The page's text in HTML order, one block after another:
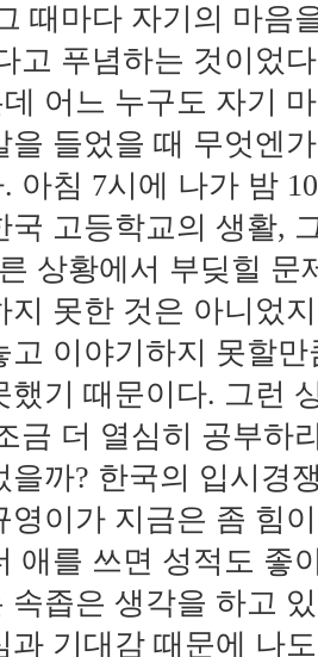
때마다 자기의 마음
고 푸념하는 것이었
어느 누구도 자기
을 들었을 때 무엇엔
아침 7시에 나가 밤
국 고등학교의 생활,
상황에서 부딪힐 문
지 못한 것은 아니었
고 이야기하지 못할
했기 때문이다. 그런
금 더 열심히 공부하
을까? 한국의 입시경
영이가 지금은 좀 힘
애를 쓰면 성적도 좋
속좁은 생각을 하고
과 기대감 때문에 나